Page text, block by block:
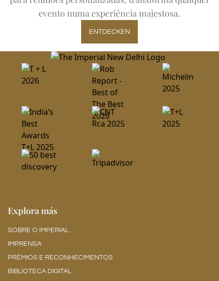
evento numa experiência majestosa.
ENTDECKEN
Explora más
SOBRE O IMPERIAL
IMPRENSA
PRÉMIOS E RECONHECIMENTOS
BIBLIOTECA DIGITAL